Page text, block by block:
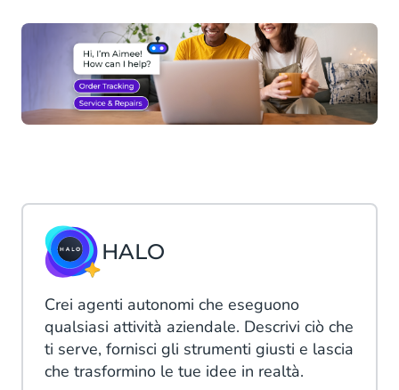
HALO
Crei agenti autonomi che eseguono
qualsiasi attività aziendale. Descrivi ciò che
ti serve, fornisci gli strumenti giusti e lascia
che trasformino le tue idee in realtà.